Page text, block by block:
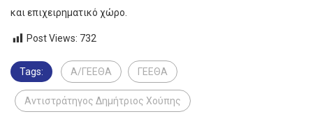
και επιχειρηματικό χώρο.
Post Views: 732
Tags: Α/ΓΕΕΘΑ ΓΕΕΘΑ
Αντιστράτηγος Δημήτριος Χούπης